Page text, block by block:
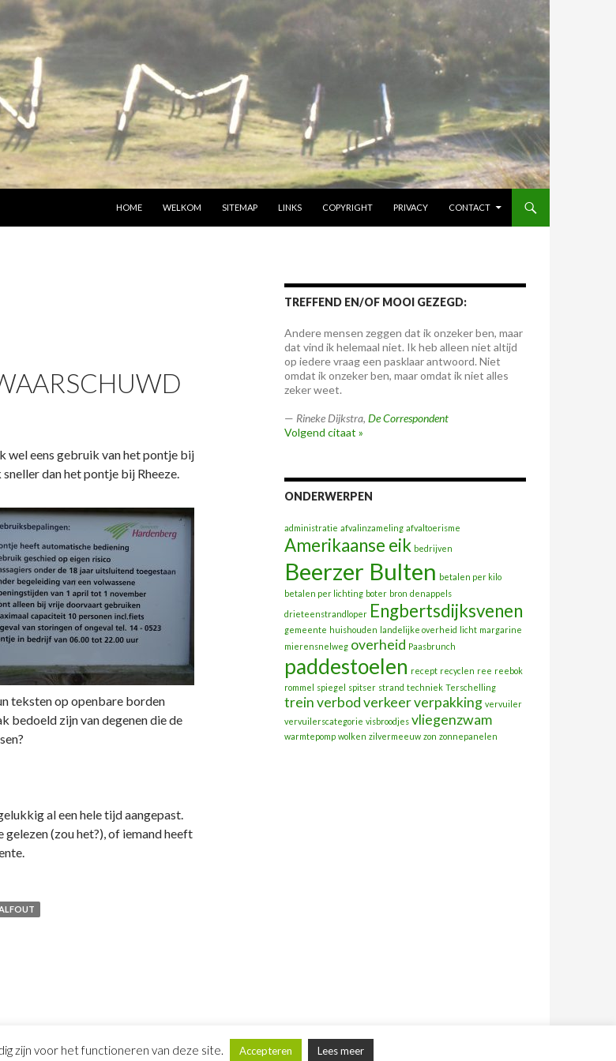
HOME
WELKOM SITEMAP LINKS COPYRIGHT PRIVACY CONTACT
wel eens gebruik van het pontje bij
dan het pontje bij Rheeze.
teksten op openbare borden
bedoeld zijn van degenen die de
al een hele tijd aangepast.
(zou het?), of iemand heeft
TREFFEND EN/OF MOOI GEZEGD:
Andere mensen zeggen dat ik onzeker ben, maar
dat vind ik helemaal niet. Ik heb alleen niet altijd
op iedere vraag een pasklaar antwoord. Niet
omdat ik onzeker ben, maar omdat ik niet alles
zeker weet.
— Rineke Dijkstra, De Correspondent
Volgend citaat »
ONDERWERPEN
administratie afvalinzameling afvaltoerisme
Amerikaanse eik bedrijven
Beerzer Bulten betalen per kilo
betalen per lichting boter bron denappels
drieteenstrandloper Engbertsdijksvenen
gemeente huishouden landelijke overheid licht margarine
mierensnelweg overheid Paasbrunch
paddestoelen recept recyclen ree reebok
rommel spiegel spitser strand techniek Terschelling
treinverbodverkeerverpakking vervuiler
vervuilerscategorie visbroodjes vliegenzwam
warmtepomp wolken zilvermeeuw zon zonnepanelen
zijn voor het functioneren van deze site. Accepteren Lees meer